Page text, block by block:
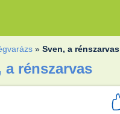
»Sven, a rénszarvas
a rénszarvas